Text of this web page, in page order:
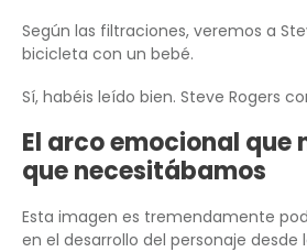
Según las filtraciones, veremos a
bicicleta con un bebé.
Sí, habéis leído bien. Steve Rogers
El arco emocional que
que necesitábamos
Esta imagen es tremendamente
en el desarrollo del personaje desde